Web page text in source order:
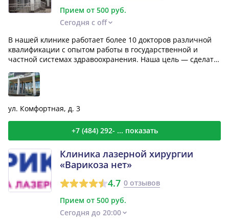
Прием от 500 руб.
Сегодня с off
В нашей клинике работает более 10 докторов различной
квалификации с опытом работы в государственной и
частной системах здравоохранения. Наша цель — сделать
ул. Комфортная, д. 3
+7 (484) 292- ... показать
Клиника лазерной хирургии
«Варикоза нет»
4.7 0 отзывов
Прием от 500 руб.
Сегодня до 20:00